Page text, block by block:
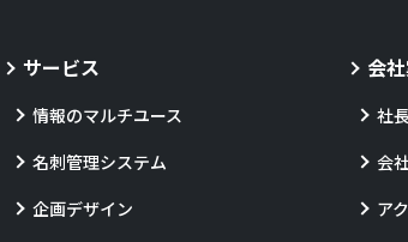
サービス
情報のマルチユース
名刺管理システム
企画デザイン
会
社
会
ア